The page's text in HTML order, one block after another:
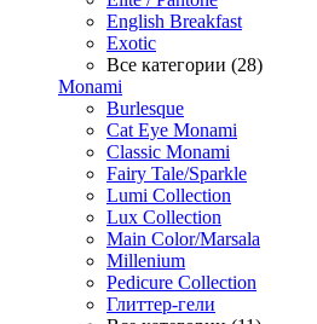
English Breakfast
Exotic
Все категории (28)
Monami
Burlesque
Cat Eye Monami
Classic Monami
Fairy Tale/Sparkle
Lumi Collection
Lux Collection
Main Color/Marsala
Millenium
Pedicure Collection
Глиттер-гели